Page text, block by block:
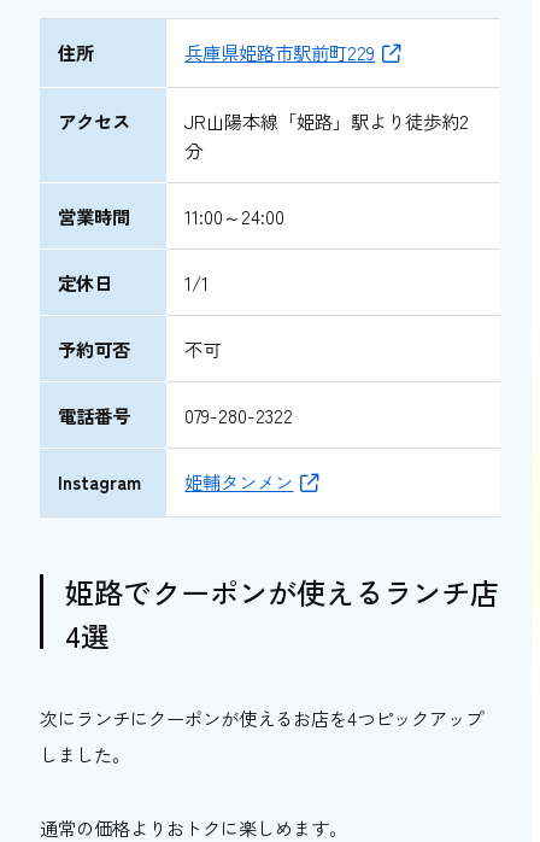
住所 兵庫県姫路市駅前町229
アクセス
JR山陽本線「姫路」駅より徒歩約2
分
営業時間 11:00～24:00
定休日 1/1
予約可否 不可
電話番号 079-280-2322
Instagram 姫輔タンメン
姫路でクーポンが使えるランチ店
4選
次にランチにクーポンが使えるお店を4つピックアップ
しました。
通常の価格よりおトクに楽しめます。